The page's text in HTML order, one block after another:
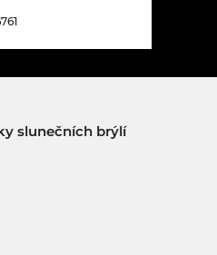
slunečních brýlí